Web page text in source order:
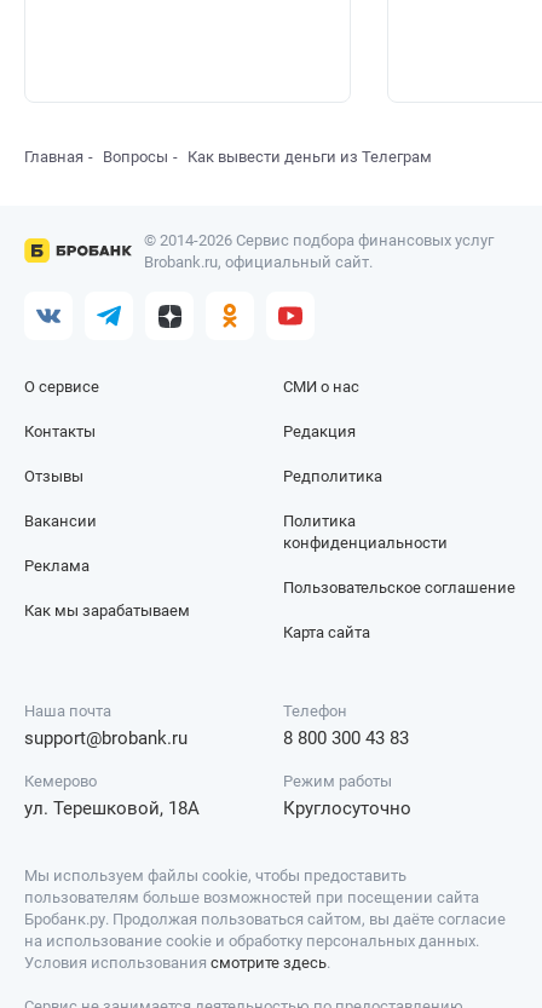
Главная Вопросы Как вывести деньги из Телеграм
© 2014-2026 Сервис подбора финансовых услуг
Brobank.ru, официальный сайт.
О сервисе
Контакты
Отзывы
СМИ о нас
Редакция
Редполитика
Вакансии
Реклама
Как мы зарабатываем
Политика
конфиденциальности
Пользовательское соглашение
Карта сайта
Наша почта
support@brobank.ru
Телефон
8 800 300 43 83
Кемерово
ул. Терешковой, 18А
Режим работы
Круглосуточно
Мы используем файлы cookie, чтобы предоставить
пользователям больше возможностей при посещении сайта
Бробанк.ру. Продолжая пользоваться сайтом, вы даёте согласие
на использование cookie и обработку персональных данных.
Условия использования смотрите здесь.